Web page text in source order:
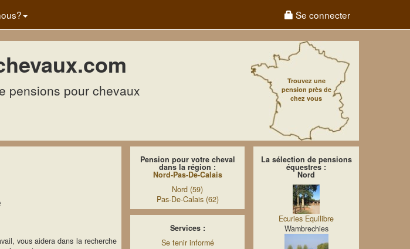
Se connecter
pensions pour chevaux
Trouvez une
pension près de
chez vous
vous aidera dans la recherche
Pension pour votre cheval
dans la région :
Nord-Pas-De-Calais
Nord (59)
Pas-De-Calais (62)
Services :
Se tenir informé
La sélection de pensions
équestres :
Nord
Ecuries Equilibre
Wambrechies